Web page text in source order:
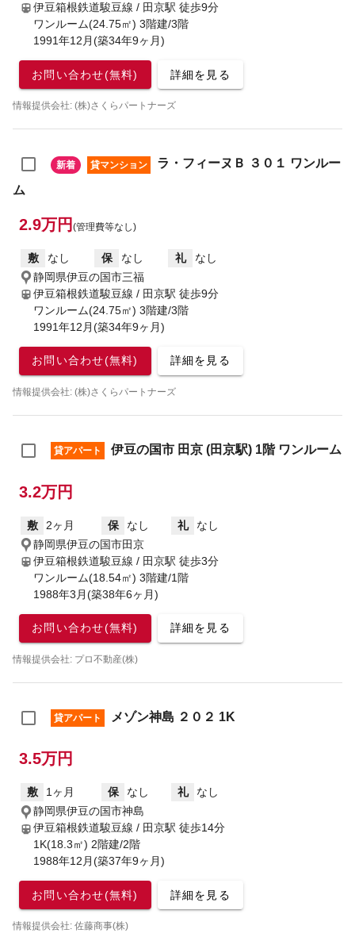
伊豆箱根鉄道駿豆線 / 田京駅 徒歩9分
ワンルーム(24.75㎡) 3階建/3階
1991年12月(築34年9ヶ月)
お問い合わせ(無料) 詳細を見る
情報提供会社: (株)さくらパートナーズ
新着 貸マンション
ラ・フィーヌＢ ３０１ ワンルー
ム
2.9万円 (管理費等なし)
敷 なし 保 なし 礼
なし
静岡県伊豆の国市三福
伊豆箱根鉄道駿豆線 / 田京駅 徒歩9分
ワンルーム(24.75㎡) 3階建/3階
1991年12月(築34年9ヶ月)
お問い合わせ(無料) 詳細を見る
情報提供会社: (株)さくらパートナーズ
貸アパート 伊豆の国市 田京 (田京駅) 1階 ワンルーム
3.2万円
敷 2ヶ月 保 なし 礼
なし
静岡県伊豆の国市田京
伊豆箱根鉄道駿豆線 / 田京駅 徒歩3分
ワンルーム(18.54㎡) 3階建/1階
1988年3月(築38年6ヶ月)
お問い合わせ(無料) 詳細を見る
情報提供会社: プロ不動産(株)
貸アパート メゾン神島 ２０２ 1K
3.5万円
敷 1ヶ月 保 なし 礼
なし
静岡県伊豆の国市神島
伊豆箱根鉄道駿豆線 / 田京駅 徒歩14分
1K(18.3㎡) 2階建/2階
1988年12月(築37年9ヶ月)
お問い合わせ(無料) 詳細を見る
情報提供会社: 佐藤商事(株)